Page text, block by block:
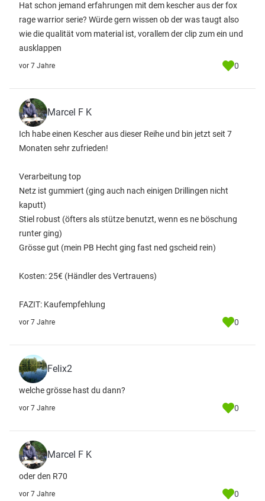
Hat schon jemand erfahrungen mit dem kescher aus der fox
rage warrior serie? Würde gern wissen ob der was taugt also
wie die qualität vom material ist, vorallem der clip zum ein und
ausklappen
vor 7 Jahre 0
Marcel F K
Ich habe einen Kescher aus dieser Reihe und bin jetzt seit 7
Monaten sehr zufrieden!
Verarbeitung top
Netz ist gummiert (ging auch nach einigen Drillingen nicht
kaputt)
Stiel robust (öfters als stütze benutzt, wenn es ne böschung
runter ging)
Grösse gut (mein PB Hecht ging fast ned gscheid rein)
Kosten: 25€ (Händler des Vertrauens)
FAZIT: Kaufempfehlung
vor 7 Jahre 0
Felix2
welche grösse hast du dann?
vor 7 Jahre 0
Marcel F K
oder den R70
vor 7 Jahre 0